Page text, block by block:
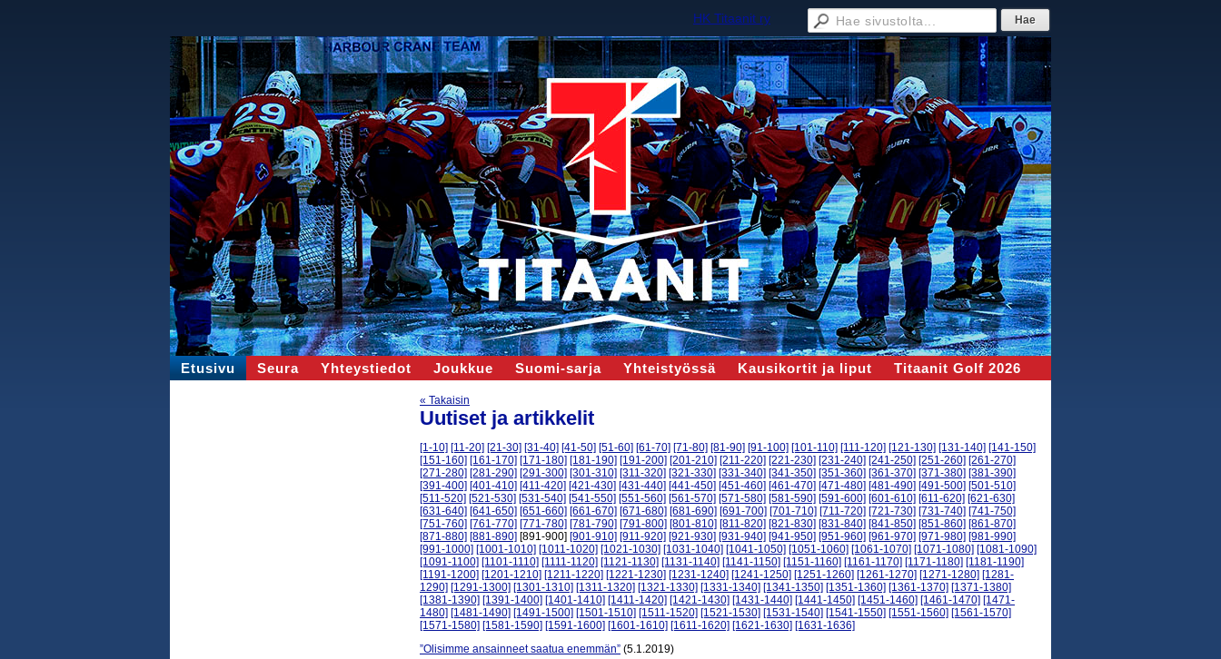
HK Titaanit ry
Etusivu Seura Yhteystiedot Joukkue Suomi-sarja Yhteistyössä Kausikortit ja liput Titaanit Golf 2026
« Takaisin
Uutiset ja artikkelit
[1-10] [11-20] [21-30] [31-40] [41-50] [51-60] [61-70] [71-80] [81-90] [91-100] [101-110] [111-120] [121-130] [131-140] [141-150]
[151-160] [161-170] [171-180] [181-190] [191-200] [201-210] [211-220] [221-230] [231-240] [241-250] [251-260] [261-270]
[271-280] [281-290] [291-300] [301-310] [311-320] [321-330] [331-340] [341-350] [351-360] [361-370] [371-380] [381-390]
[391-400] [401-410] [411-420] [421-430] [431-440] [441-450] [451-460] [461-470] [471-480] [481-490] [491-500] [501-510]
[511-520] [521-530] [531-540] [541-550] [551-560] [561-570] [571-580] [581-590] [591-600] [601-610] [611-620] [621-630]
[631-640] [641-650] [651-660] [661-670] [671-680] [681-690] [691-700] [701-710] [711-720] [721-730] [731-740] [741-750]
[751-760] [761-770] [771-780] [781-790] [791-800] [801-810] [811-820] [821-830] [831-840] [841-850] [851-860] [861-870]
[871-880] [881-890] [891-900] [901-910] [911-920] [921-930] [931-940] [941-950] [951-960] [961-970] [971-980] [981-990]
[991-1000] [1001-1010] [1011-1020] [1021-1030] [1031-1040] [1041-1050] [1051-1060] [1061-1070] [1071-1080] [1081-1090]
[1091-1100] [1101-1110] [1111-1120] [1121-1130] [1131-1140] [1141-1150] [1151-1160] [1161-1170] [1171-1180] [1181-1190]
[1191-1200] [1201-1210] [1211-1220] [1221-1230] [1231-1240] [1241-1250] [1251-1260] [1261-1270] [1271-1280] [1281-
1290] [1291-1300] [1301-1310] [1311-1320] [1321-1330] [1331-1340] [1341-1350] [1351-1360] [1361-1370] [1371-1380]
[1381-1390] [1391-1400] [1401-1410] [1411-1420] [1421-1430] [1431-1440] [1441-1450] [1451-1460] [1461-1470] [1471-
1480] [1481-1490] [1491-1500] [1501-1510] [1511-1520] [1521-1530] [1531-1540] [1541-1550] [1551-1560] [1561-1570]
[1571-1580] [1581-1590] [1591-1600] [1601-1610] [1611-1620] [1621-1630] [1631-1636]
”Olisimme ansainneet saatua enemmän” (5.1.2019)